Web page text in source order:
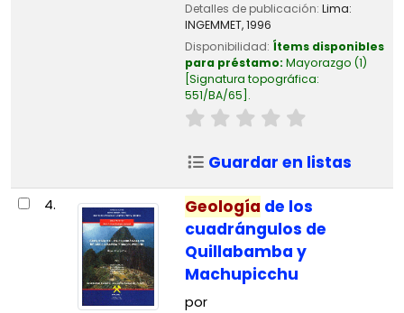
Detalles de publicación: Lima:
INGEMMET,1996
Disponibilidad: Ítems disponibles
para préstamo: Mayorazgo (1)
Signatura topográfica:
551/BA/65 .
Guardar en listas
4. Geología de los
cuadrángulos de
Quillabamba y
Machupicchu
por